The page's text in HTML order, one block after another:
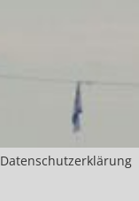
Datenschutzerklärung